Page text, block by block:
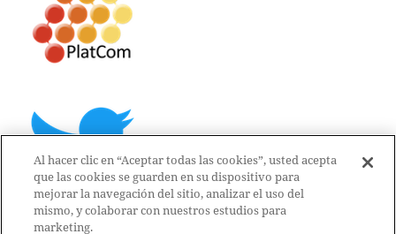
Al hacer clic en “Aceptar todas las cookies”, usted acepta
que las cookies se guarden en su dispositivo para
mejorar la navegación del sitio, analizar el uso del
mismo, y colaborar con nuestros estudios para
marketing.